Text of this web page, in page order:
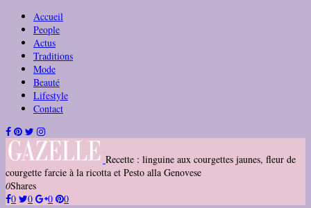
Accueil
People
Actus
Traditions
Mode
Beauté
Lifestyle
Contact
Recette : linguine aux courgettes jaunes, fleur de
courgette farcie à la ricotta et Pesto alla Genovese
0Shares
0
0 0 0